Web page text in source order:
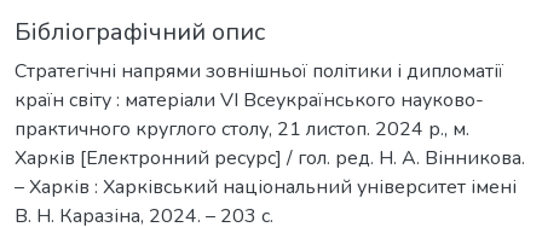
Бібліографічний опис
Стратегічні напрями зовнішньої політики і дипломатії
країн світу : матеріали VІ Всеукраїнського науково-
практичного круглого столу, 21 листоп. 2024 р., м.
Харків [Електронний ресурс] / гол. ред. Н. А. Вінникова.
– Харків : Харківський національний університет імені
В. Н. Каразіна, 2024. – 203 с.